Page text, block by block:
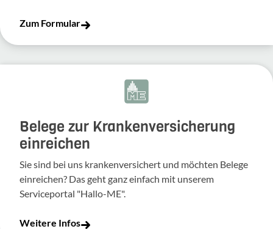
Zum Formular
Belege zur Krankenversicherung
einreichen
Sie sind bei uns krankenversichert und möchten Belege
einreichen? Das geht ganz einfach mit unserem
Serviceportal "Hallo-ME".
Weitere Infos